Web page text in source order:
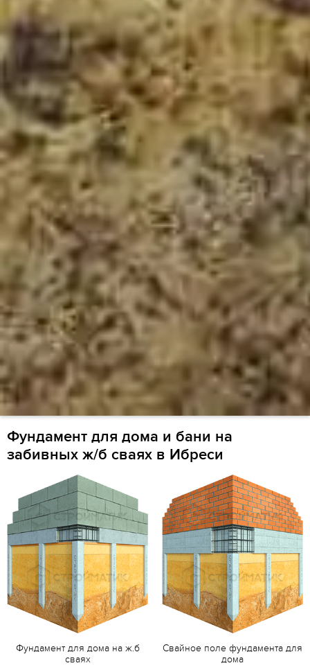
Фундамент для дома и бани на
забивных ж/б сваях в Ибреси
Фундамент для дома на ж.б
сваях
Свайное поле фундамента для
дома